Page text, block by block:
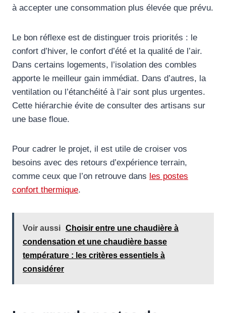
à accepter une consommation plus élevée que prévu.
Le bon réflexe est de distinguer trois priorités : le
confort d’hiver, le confort d’été et la qualité de l’air.
Dans certains logements, l’isolation des combles
apporte le meilleur gain immédiat. Dans d’autres, la
ventilation ou l’étanchéité à l’air sont plus urgentes.
Cette hiérarchie évite de consulter des artisans sur
une base floue.
Pour cadrer le projet, il est utile de croiser vos
besoins avec des retours d’expérience terrain,
comme ceux que l’on retrouve dans les postes
confort thermique.
Voir aussi Choisir entre une chaudière à
condensation et une chaudière basse
température : les critères essentiels à
considérer